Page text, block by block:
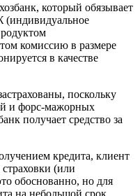
который обязывает
(индивидуальное
комиссию в размере
в качестве
поскольку
и форс-мажорных
получает средство за
кредита, клиент
(или
обоснованно, но для
на небольшой срок